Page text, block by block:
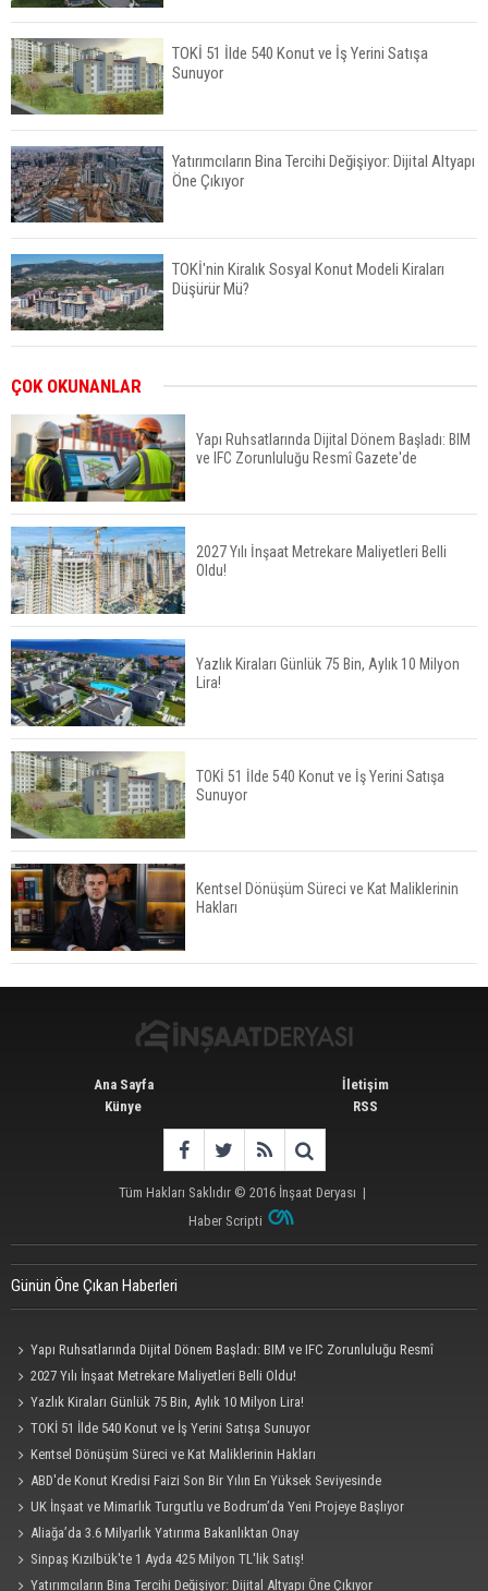
TOKİ 51 İlde 540 Konut ve İş Yerini Satışa
Sunuyor
Yatırımcıların Bina Tercihi Değişiyor: Dijital Altyapı
Öne Çıkıyor
TOKİ'nin Kiralık Sosyal Konut Modeli Kiraları
Düşürür Mü?
Konut Satışları Güçlü Seyrini Korudu Yabancıya
Satış Geriledi
ABD'de İnşaat Harcamaları Geriledi
Tercih Döneminde Barınma Telaşı Başladı
Aileden Miras Kalan Ev Nasıl Satılır?
İstanbul'da 15 Bin Kiralık Sosyal Konut Eylülde
Kiraya Verilecek
ÇOK OKUNANLAR
Yapı Ruhsatlarında Dijital Dönem Başladı: BIM
ve IFC Zorunluluğu Resmî Gazete'de
2027 Yılı İnşaat Metrekare Maliyetleri Belli
Oldu!
Yazlık Kiraları Günlük 75 Bin, Aylık 10 Milyon
Lira!
TOKİ 51 İlde 540 Konut ve İş Yerini Satışa
Sunuyor
Kentsel Dönüşüm Süreci ve Kat Maliklerinin
Hakları
Ana Sayfa
Künye
İletişim
RSS
Tüm Hakları Saklıdır © 2016 İnşaat Deryası |
Haber Scripti
Günün Öne Çıkan Haberleri
Yapı Ruhsatlarında Dijital Dönem Başladı: BIM ve IFC Zorunluluğu Resmî
Gazete'de
2027 Yılı İnşaat Metrekare Maliyetleri Belli Oldu!
Yazlık Kiraları Günlük 75 Bin, Aylık 10 Milyon Lira!
TOKİ 51 İlde 540 Konut ve İş Yerini Satışa Sunuyor
Kentsel Dönüşüm Süreci ve Kat Maliklerinin Hakları
ABD'de Konut Kredisi Faizi Son Bir Yılın En Yüksek Seviyesinde
UK İnşaat ve Mimarlık Turgutlu ve Bodrum’da Yeni Projeye Başlıyor
Aliağa’da 3.6 Milyarlık Yatırıma Bakanlıktan Onay
Sinpaş Kızılbük'te 1 Ayda 425 Milyon TL'lik Satış!
Yatırımcıların Bina Tercihi Değişiyor: Dijital Altyapı Öne Çıkıyor